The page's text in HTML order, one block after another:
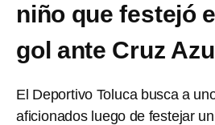
niño que festejó
gol ante Cruz
El Deportivo Toluca busca a
aficionados luego de festejar